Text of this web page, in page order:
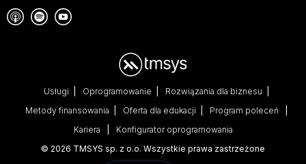
Usługi Oprogramowanie
Rozwiązania dla biznesu
Metody finansowania
Oferta dla edukacji
Program poleceń
Kariera
Konfigurator oprogramowania
© 2026 TMSYS sp. z o.o. Wszystkie prawa zastrzeżone